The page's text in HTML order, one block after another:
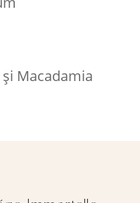
Macadamia